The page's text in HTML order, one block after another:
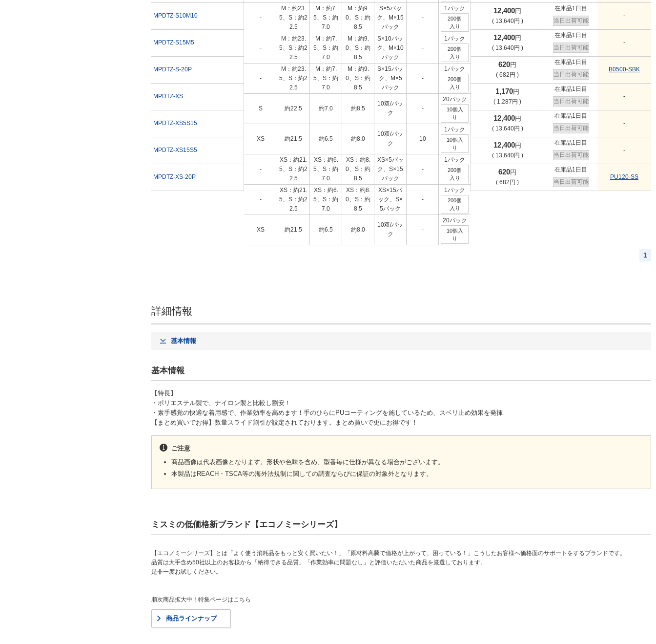
MPDTZ-S10M10
MPDTZ-S15M5
MPDTZ-S-20P
MPDTZ-XS
MPDTZ-XS5S15
MPDTZ-XS15S5
MPDTZ-XS-20P
-
M：約23.
5、S：約2
2.5
M：約7.
5、S：約
7.0
M：約9.
0、S：約
8.5
S×5パッ
ク、M×15
パック
-
1パック
200個
入り
-
M：約23.
5、S：約2
2.5
M：約7.
5、S：約
7.0
M：約9.
0、S：約
8.5
S×10パッ
ク、M×10
パック
-
1パック
200個
入り
-
M：約23.
5、S：約2
2.5
M：約7.
5、S：約
7.0
M：約9.
0、S：約
8.5
S×15パッ
ク、M×5
パック
-
1パック
200個
入り
S 約22.5 約7.0 約8.5
10双/パッ
ク
-
20パック
10個入
り
XS 約21.5 約6.5 約8.0
10双/パッ
ク
10
1パック
10個入
り
-
XS：約21.
5、S：約2
2.5
XS：約6.
5、S：約
7.0
XS：約8.
0、S：約
8.5
XS×5パッ
ク、S×15
パック
-
1パック
200個
入り
-
XS：約21.
5、S：約2
2.5
XS：約6.
5、S：約
7.0
XS：約8.
0、S：約
8.5
XS×15パ
ック、S×
5パック
-
1パック
200個
入り
XS 約21.5 約6.5 約8.0
10双/パッ
ク
-
20パック
10個入
り
12,400円
( 13,640円 )
在庫品1日目
当日出荷可能
-
12,400円
( 13,640円 )
在庫品1日目
当日出荷可能
-
620円
( 682 円 )
在庫品1日目
当日出荷可能
B0500-SBK
1,170円
( 1,287 円 )
在庫品1日目
当日出荷可能
-
12,400円
( 13,640円 )
在庫品1日目
当日出荷可能
-
12,400円
( 13,640円 )
在庫品1日目
当日出荷可能
-
620円
( 682 円 )
在庫品1日目
当日出荷可能
PU120-SS
1
詳細情報
基本情報
基本情報
【特長】
・ポリエステル製で、ナイロン製と比較し割安！
・素手感覚の快適な着用感で、作業効率を高めます！手のひらにPUコーティングを施しているため、スベリ止め効果を発揮
【まとめ買いでお得】数量スライド割引が設定されております。まとめ買いで更にお得です！
ご注意
商品画像は代表画像となります。形状や色味を含め、型番毎に仕様が異なる場合がございます。
本製品はREACH・TSCA等の海外法規制に関しての調査ならびに保証の対象外となります。
ミスミの低価格新ブランド【エコノミーシリーズ】
【エコノミーシリーズ】とは「よく使う消耗品をもっと安く買いたい！」「原材料高騰で価格が上がって、困っている！」こうしたお客様へ価格面のサポートをするブランドです。
品質は大手含め50社以上のお客様から「納得できる品質」「作業効率に問題なし」と評価いただいた商品を厳選しております。
是非一度お試しください。
順次商品拡大中！特集ページはこちら
商品ラインナップ